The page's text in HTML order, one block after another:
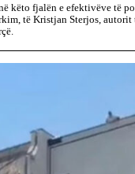
këto fjalën e efektivëve të
të Kristjan Sterjos, autorit